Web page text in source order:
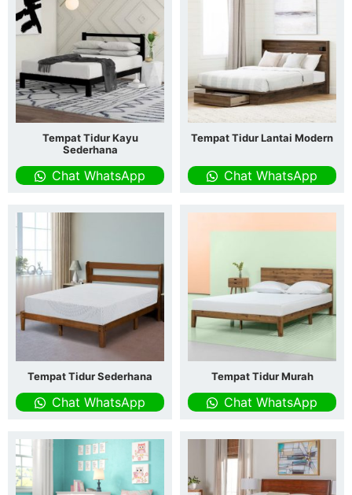
Tempat Tidur Kayu
Sederhana
Chat WhatsApp
Tempat Tidur Lantai Modern
Chat WhatsApp
Tempat Tidur Sederhana
Chat WhatsApp
Tempat Tidur Murah
Chat WhatsApp